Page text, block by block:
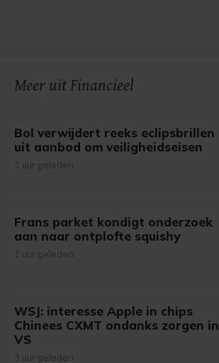
Meer uit Financieel
Bol verwijdert reeks eclipsbrillen
uit aanbod om veiligheidseisen
1 uur geleden
Frans parket kondigt onderzoek
aan naar ontplofte squishy
1 uur geleden
WSJ: interesse Apple in chips
Chinees CXMT ondanks zorgen in
VS
3 uur geleden